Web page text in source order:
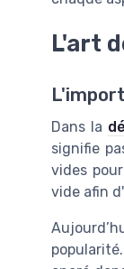
L'art
Dans la
signifie
vides
vide afin